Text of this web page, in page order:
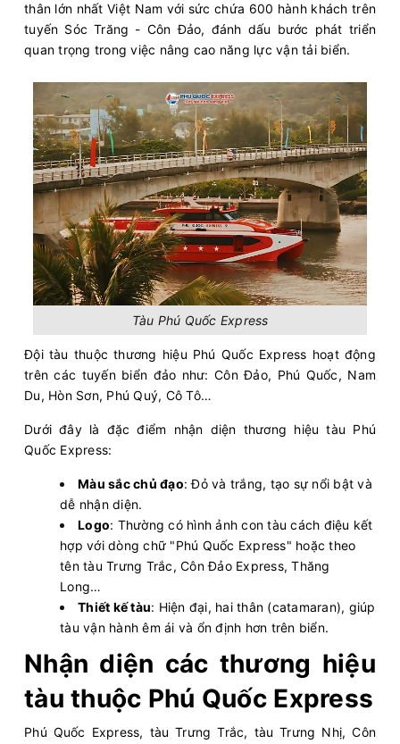
thân lớn nhất Việt Nam với sức chứa 600 hành khách trên
tuyến Sóc Trăng - Côn Đảo, đánh dấu bước phát triển
quan trọng trong việc nâng cao năng lực vận tải biển. ​
Tàu Phú Quốc Express
Đội tàu thuộc thương hiệu Phú Quốc Express hoạt động
trên các tuyến biển đảo như: Côn Đảo, Phú Quốc, Nam
Du, Hòn Sơn, Phú Quý, Cô Tô…
Dưới đây là đặc điểm nhận diện thương hiệu tàu Phú
Quốc Express:
Màu sắc chủ đạo: Đỏ và trắng, tạo sự nổi bật và
dễ nhận diện.
Logo: Thường có hình ảnh con tàu cách điệu kết
hợp với dòng chữ "Phú Quốc Express" hoặc theo
tên tàu Trưng Trắc, Côn Đảo Express, Thăng
Long…
Thiết kế tàu: Hiện đại, hai thân (catamaran), giúp
tàu vận hành êm ái và ổn định hơn trên biển.
Nhận diện các thương hiệu
tàu thuộc Phú Quốc Express
Phú Quốc Express, tàu Trưng Trắc, tàu Trưng Nhị, Côn